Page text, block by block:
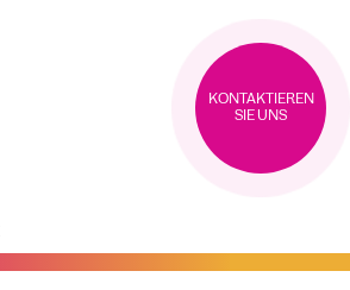
KONTAKTIEREN
SIE UNS